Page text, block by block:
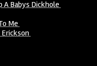
A Babys Dickhole
Me